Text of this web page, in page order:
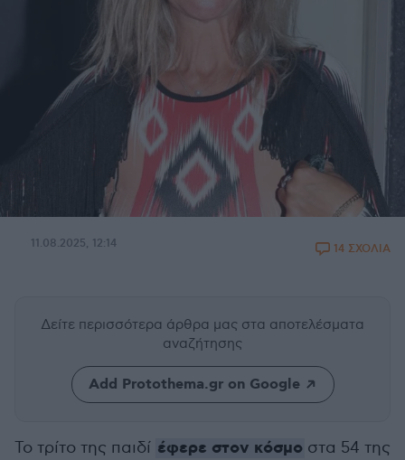
11.08.2025, 12:14 14 ΣΧΟΛΙΑ
Δείτε περισσότερα άρθρα μας στα αποτελέσματα
αναζήτησης
Add Protothema.gr on Google
Το τρίτο της παιδί έφερε στον κόσμο στα 54 της